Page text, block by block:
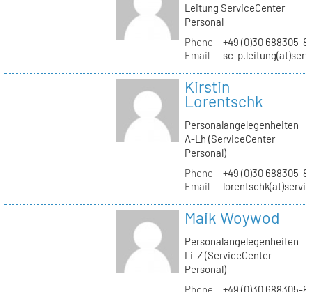
Leitung ServiceCenter
Personal
Phone
+49 (0)30 688305-
Email
sc-
Kirstin
Lorentschk
Personalangelegenheiten
A-Lh (ServiceCenter
Personal)
Phone
+49 (0)30 688305-
Email
Maik Woywod
Personalangelegenheiten
Li-Z (ServiceCenter
Personal)
Phone
+49 (0)30 688305-